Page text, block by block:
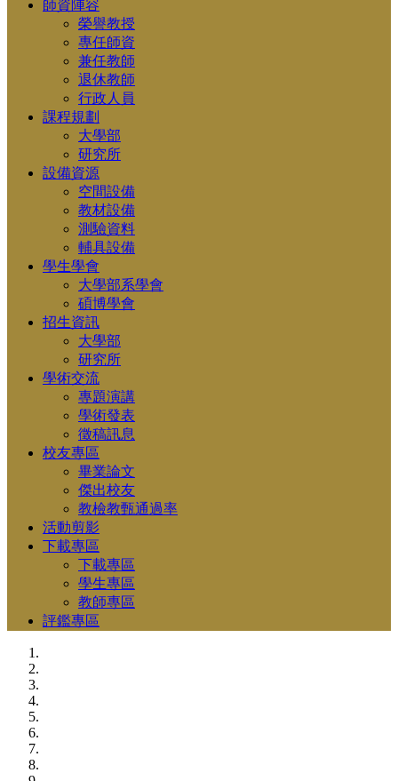
師資陣容
榮譽教授
專任師資
兼任教師
退休教師
行政人員
課程規劃
大學部
研究所
設備資源
空間設備
教材設備
測驗資料
輔具設備
學生學會
大學部系學會
碩博學會
招生資訊
大學部
研究所
學術交流
專題演講
學術發表
徵稿訊息
校友專區
畢業論文
傑出校友
教檢教甄通過率
活動剪影
下載專區
下載專區
學生專區
教師專區
評鑑專區